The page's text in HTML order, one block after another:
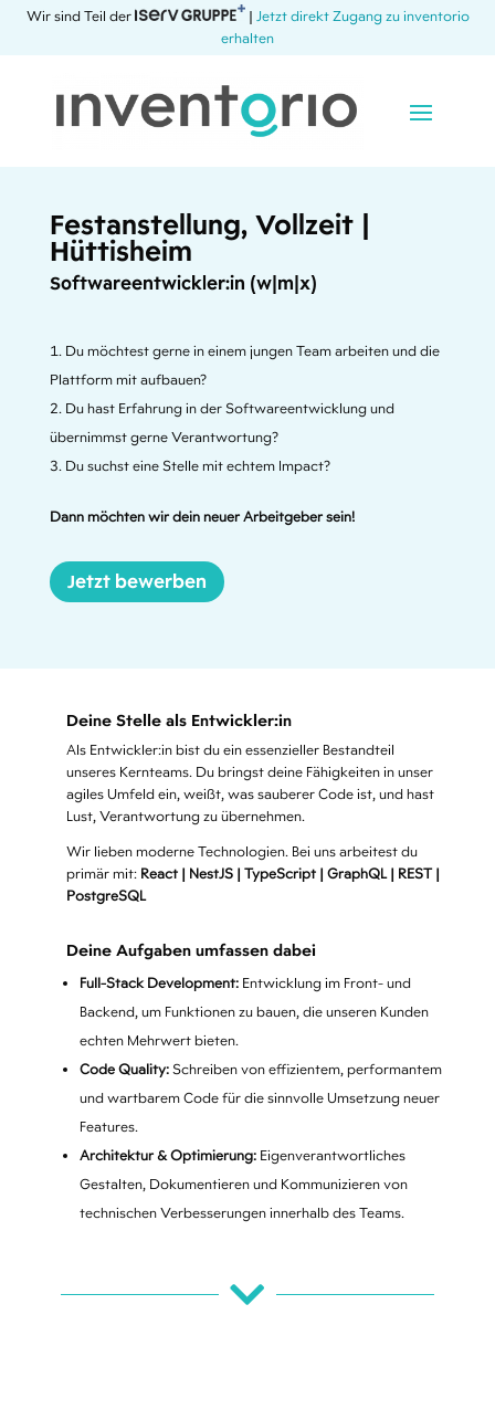
Wir sind Teil der | Jetzt direkt Zugang zu inventorio
erhalten
Festanstellung, Vollzeit |
Hüttisheim
Softwareentwickler:in (w|m|x)
Du möchtest gerne in einem jungen Team arbeiten und die
Plattform mit aufbauen?
Du hast Erfahrung in der Softwareentwicklung und
übernimmst gerne Verantwortung?
Du suchst eine Stelle mit echtem Impact?
Dann möchten wir dein neuer Arbeitgeber sein!
Jetzt bewerben
Deine Stelle als Entwickler:in
Als Entwickler:in bist du ein essenzieller Bestandteil
unseres Kernteams. Du bringst deine Fähigkeiten in unser
agiles Umfeld ein, weißt, was sauberer Code ist, und hast
Lust, Verantwortung zu übernehmen.
Wir lieben moderne Technologien. Bei uns arbeitest du
primär mit: React | NestJS | TypeScript | GraphQL | REST |
PostgreSQL
Deine Aufgaben umfassen dabei
Full-Stack Development:Entwicklung im Front- und
Backend, um Funktionen zu bauen, die unseren Kunden
echten Mehrwert bieten.
Code Quality:Schreiben von effizientem, performantem
und wartbarem Code für die sinnvolle Umsetzung neuer
Features.
Architektur & Optimierung:Eigenverantwortliches
Gestalten, Dokumentieren und Kommunizieren von
technischen Verbesserungen innerhalb des Teams.
